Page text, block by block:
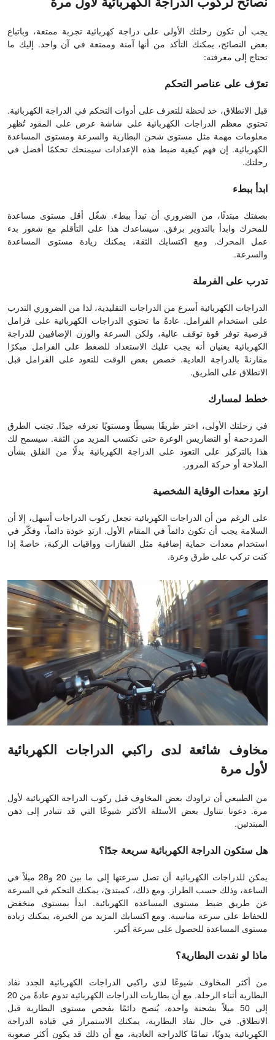
نصائح لركوب الدراجة الكهربائية لأول مرة
يجب أن تكون رحلتك الأولى على دراجة كهربائية تجربة ممتعة، وباتباع
بعض النصائح، يمكنك التأكد من أنها آمنة وممتعة في آن واحد. إليك ما
تحتاج إلى معرفته:
تعرّف على عناصر التحكم
قبل الانطلاق، خذ لحظة للتعرف على أدوات التحكم في الدراجة الكهربائية.
تحتوي معظم الدراجات الكهربائية على شاشة عرض على المقود تُظهر
معلومات مهمة مثل مستوى شحن البطارية والسرعة ومستوى المساعدة
الكهربائية. إن فهم كيفية ضبط هذه الإعدادات سيمنحك تحكمًا أفضل في
رحلتك.
ابدأ ببطء
بصفتك مبتدئًا، من الضروري أن تبدأ ببطء. شغّل أقل مستوى مساعدة
للمحرك وابدأ بالتدوير برفق. سيساعدك هذا على التأقلم مع شعور بدء
عمل المحرك. ومع اكتسابك الثقة، يمكنك زيادة مستوى المساعدة
والسرعة.
تدرب على الفرملة
الدراجات الكهربائية أسرع من الدراجات التقليدية، لذا من الضروري التدرب
على استخدام الفرامل. عادةً ما تحتوي الدراجات الكهربائية على فرامل
قرصية توفر قوة توقف عالية، ولكن السرعة والوزن الإضافيين للدراجة
الكهربائية يعنيان أنه يجب عليك الاستعداد للضغط على الفرامل مبكرًا
مقارنةً بالدراجة العادية. خصص بعض الوقت للتعود على الفرامل قبل
الانطلاق على الطريق.
خطط لمسارك
في رحلتك الأولى، اختر طريقًا بسيطًا ومستويًا تعرفه جيدًا. تجنب الطرق
المزدحمة أو التضاريس الوعرة حتى تكتسب المزيد من الثقة. سيسمح لك
هذا بالتركيز على التعود على الدراجة الكهربائية بدلًا من القلق بشأن
الملاحة أو حركة المرور.
ارتدِ معدات الوقاية الشخصية
على الرغم من أن الدراجات الكهربائية تجعل ركوب الدراجات أسهل، إلا أن
السلامة يجب أن تكون دائماً في المقام الأول. ارتدِ خوذة دائماً، وفكّر في
استخدام معدات حماية إضافية مثل القفازات وواقيات الركبة، خاصةً إذا
كنت تركب على طرق وعرة.
مخاوف شائعة لدى راكبي الدراجات الكهربائية
لأول مرة
من الطبيعي أن تراودك بعض المخاوف قبل ركوب الدراجة الكهربائية لأول
مرة. دعونا نتناول بعض الأسئلة الأكثر شيوعًا التي قد تتبادر إلى ذهن
المبتدئين.
هل ستكون الدراجة الكهربائية سريعة جدًا؟
يمكن للدراجات الكهربائية أن تصل سرعتها إلى ما بين 20 و28 ميلاً في
الساعة، وذلك حسب الطراز. ومع ذلك، كمبتدئ، يمكنك التحكم في السرعة
عن طريق ضبط مستوى المساعدة الكهربائية. ابدأ بمستوى منخفض
للحفاظ على سرعة مناسبة. ومع اكتسابك المزيد من الخبرة، يمكنك زيادة
مستوى المساعدة للحصول على سرعة أكبر.
ماذا لو نفدت البطارية؟
من أكثر المخاوف شيوعًا لدى راكبي الدراجات الكهربائية الجدد نفاد
البطارية أثناء الرحلة. مع أن بطاريات الدراجات الكهربائية تدوم عادةً من 20
إلى 50 ميلاً بشحنة واحدة، يُنصح دائمًا بفحص مستوى البطارية قبل
الانطلاق. في حال نفاد البطارية، يمكنك الاستمرار في قيادة الدراجة
الكهربائية يدويًا، تمامًا كالدراجة العادية، مع أن ذلك قد يكون أكثر صعوبة